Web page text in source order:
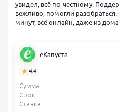
увидел, всё по‑честному.
вежливо, помогли
минут, всё онлайн, даже из
еКапуста
4.4
Сумма
Срок
Ставка